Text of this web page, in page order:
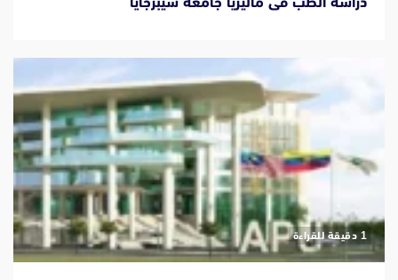
‫1 دقيقة للقراءة